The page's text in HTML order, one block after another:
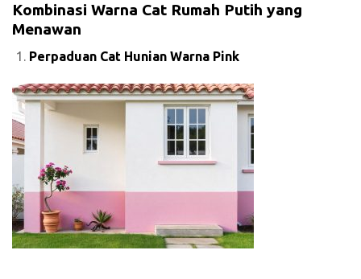
Kombinasi Warna Cat Rumah Putih yang
Menawan
Perpaduan Cat Hunian Warna Pink